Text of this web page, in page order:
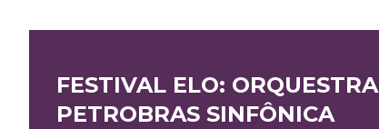
FESTIVAL ELO: ORQUESTRA
PETROBRAS SINFÔNICA